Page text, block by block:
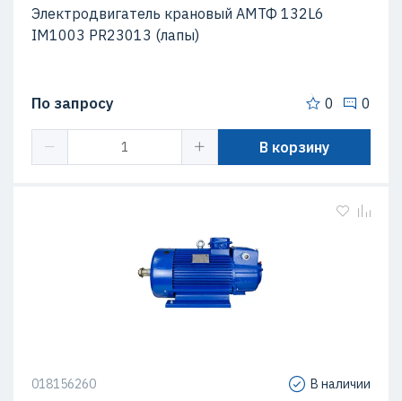
Электродвигатель крановый АМТФ 132L6
IM1003 PR23013 (лапы)
По запросу 0 0
В корзину
018156260 В наличии